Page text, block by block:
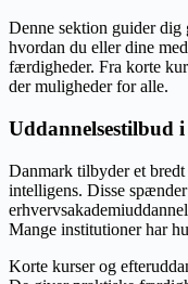
Denne sektion guider dig
hvordan du eller dine
færdigheder. Fra korte
der muligheder for alle.
Uddannelsestilbud
Danmark tilbyder et
intelligens. Disse
Mange institutioner har
Korte kurser og